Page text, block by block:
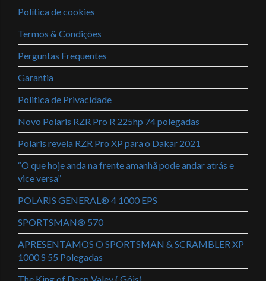
Política de cookies
Termos & Condições
Perguntas Frequentes
Garantia
Politica de Privacidade
Novo Polaris RZR Pro R 225hp 74 polegadas
Polaris revela RZR Pro XP para o Dakar 2021
“O que hoje anda na frente amanhã pode andar atrás e
vice versa”
POLARIS GENERAL® 4 1000 EPS
SPORTSMAN® 570
APRESENTAMOS O SPORTSMAN & SCRAMBLER XP
1000 S 55 Polegadas